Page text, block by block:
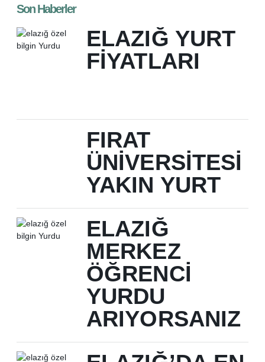
Son Haberler
ELAZIĞ YURT
FIYATLARI
FIRAT
ÜNIVERSITESI
YAKIN YURT
ELAZIĞ
MERKEZ
ÖĞRENCI
YURDU
ARIYORSANIZ